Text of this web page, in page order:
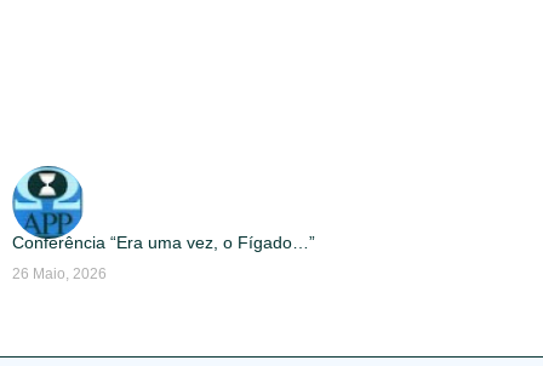
Conferência “Era uma vez, o Fígado…”
26 Maio, 2026